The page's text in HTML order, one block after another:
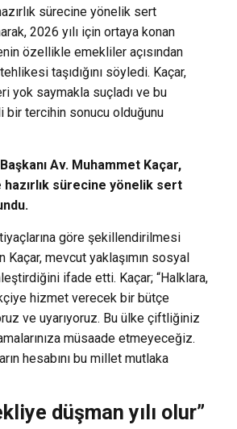
sürecine yönelik sert
2026 yılı için ortaya konan
özellikle emekliler açısından
taşıdığını söyledi. Kaçar,
yok saymakla suçladı ve bu
bir tercihin sonucu olduğunu
Av. Muhammet Kaçar,
sürecine yönelik sert
göre şekillendirilmesi
mevcut yaklaşımın sosyal
ifade etti. Kaçar; “Halklara,
hizmet verecek bir bütçe
ve uyarıyoruz. Bu ülke çiftliğiniz
müsaade etmeyeceğiz.
hesabını bu millet mutlaka
düşman yılı olur”